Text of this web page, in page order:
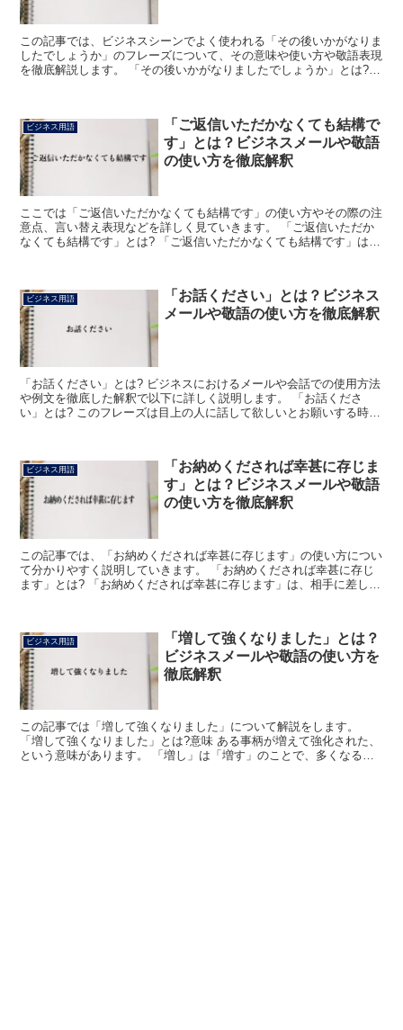
この記事では、ビジネスシーンでよく使われる「その後いかがなりま
したでしょうか」のフレーズについて、その意味や使い方や敬語表現
を徹底解説します。 「その後いかがなりましたでしょうか」とは?
ビジネス用語
「ご返信いただかなくても結構で
す」とは？ビジネスメールや敬語
の使い方を徹底解釈
ここでは「ご返信いただかなくても結構です」の使い方やその際の注
意点、言い替え表現などを詳しく見ていきます。 「ご返信いただか
なくても結構です」とは? 「ご返信いただかなくても結構です」は、
ビジネス用語
「お話ください」とは？ビジネス
メールや敬語の使い方を徹底解釈
「お話ください」とは? ビジネスにおけるメールや会話での使用方法
や例文を徹底した解釈で以下に詳しく説明します。 「お話くださ
い」とは? このフレーズは目上の人に話して欲しいとお願いする時に
ビジネス用語
「お納めくだされば幸甚に存じま
す」とは？ビジネスメールや敬語
の使い方を徹底解釈
この記事では、「お納めくだされば幸甚に存じます」の使い方につい
て分かりやすく説明していきます。 「お納めくだされば幸甚に存じ
ます」とは? 「お納めくだされば幸甚に存じます」は、相手に差し出
ビジネス用語
「増して強くなりました」とは？
ビジネスメールや敬語の使い方を
徹底解釈
この記事では「増して強くなりました」について解説をします。
「増して強くなりました」とは?意味 ある事柄が増えて強化された、
という意味があります。 「増し」は「増す」のことで、多くなる、